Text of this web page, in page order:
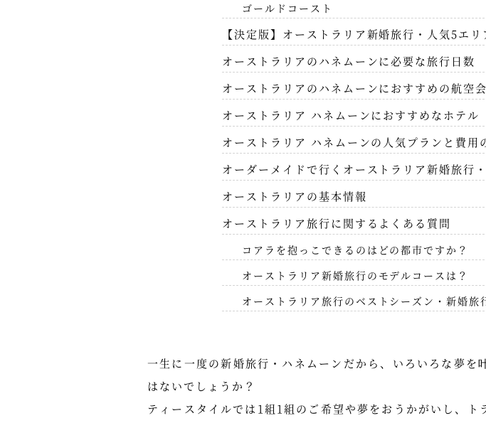
ゴールドコースト
【決定版】オーストラリア新婚旅行・人気5エ
オーストラリアのハネムーンに必要な旅行日数
オーストラリアのハネムーンにおすすめの航空
オーストラリア ハネムーンにおすすめなホテル
オーストラリア ハネムーンの人気プランと費用
オーダーメイドで行くオーストラリア新婚旅行
オーストラリアの基本情報
オーストラリア旅行に関するよくある質問
コアラを抱っこできるのはどの都市ですか？
オーストラリア新婚旅行のモデルコースは？
オーストラリア旅行のベストシーズン・新婚旅
一生に一度の新婚旅行・ハネムーンだから、いろいろな夢
はないでしょうか？
ティースタイルでは1組1組のご希望や夢をおうかがいし、